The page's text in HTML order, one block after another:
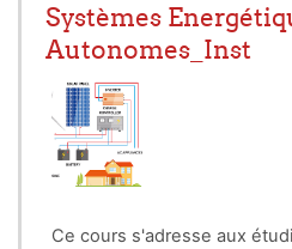
Systèmes
Autonomes_Inst
Ce cours s'adresse aux